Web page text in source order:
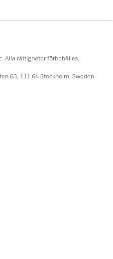
Alla rättigheter förbehålles.
63, 111 64 Stockholm, Sweden